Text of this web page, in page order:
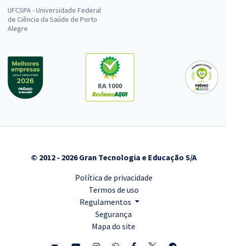
UFCSPA - Universidade Federal
de Ciência da Saúde de Porto
Alegre
RA 1000
© 2012 - 2026 Gran Tecnologia e Educação S/A
Política de privacidade
Termos de uso
Regulamentos
Segurança
Mapa do site